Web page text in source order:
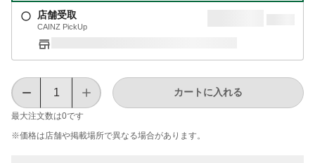
店舗受取
CAINZ PickUp
最大注文数は0です
カートに入れる
※価格は​店舗や​掲載場所で​異なる​場合が​あります。